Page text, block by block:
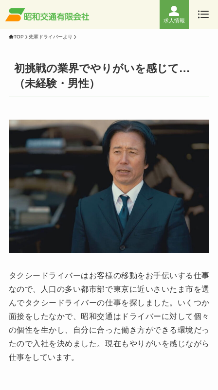
求人情報
TOP 先輩ドライバーより
初挑戦の業界でやりがいを感じて…
（未経験・男性）
タクシードライバーはお客様の移動をお手伝いする仕事
なので、人口の多い都市部で東京に近いさいたま市を選
んでタクシードライバーの仕事を探しました。いくつか
面接をしたなかで、昭和交通はドライバーに対して個々
の個性を生かし、自分に合った働き方ができる環境だっ
たので入社を決めました。現在もやりがいを感じながら
仕事をしています。